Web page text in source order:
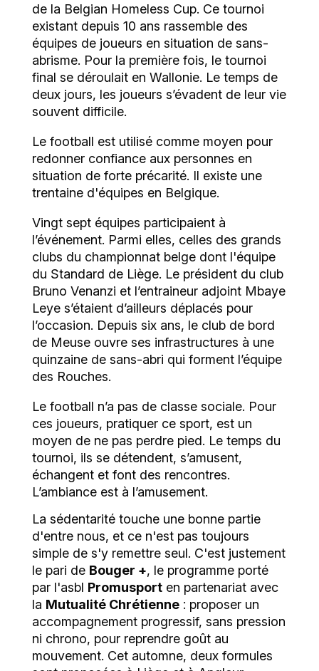
de la Belgian Homeless Cup. Ce tournoi
existant depuis 10 ans rassemble des
équipes de joueurs en situation de sans-
abrisme. Pour la première fois, le tournoi
final se déroulait en Wallonie. Le temps de
deux jours, les joueurs s’évadent de leur vie
souvent difficile.
Le football est utilisé comme moyen pour
redonner confiance aux personnes en
situation de forte précarité. Il existe une
trentaine d'équipes en Belgique.
Vingt sept équipes participaient à
l’événement. Parmi elles, celles des grands
clubs du championnat belge dont l'équipe
du Standard de Liège. Le président du club
Bruno Venanzi et l’entraineur adjoint Mbaye
Leye s’étaient d’ailleurs déplacés pour
l’occasion. Depuis six ans, le club de bord
de Meuse ouvre ses infrastructures à une
quinzaine de sans-abri qui forment l’équipe
des Rouches.
Le football n’a pas de classe sociale. Pour
ces joueurs, pratiquer ce sport, est un
moyen de ne pas perdre pied. Le temps du
tournoi, ils se détendent, s’amusent,
échangent et font des rencontres.
L’ambiance est à l’amusement.
La sédentarité touche une bonne partie
d'entre nous, et ce n'est pas toujours
simple de s'y remettre seul. C'est justement
le pari de Bouger +, le programme porté
par l'asbl Promusporten partenariat avec
la Mutualité Chrétienne: proposer un
accompagnement progressif, sans pression
ni chrono, pour reprendre goût au
mouvement. Cet automne, deux formules